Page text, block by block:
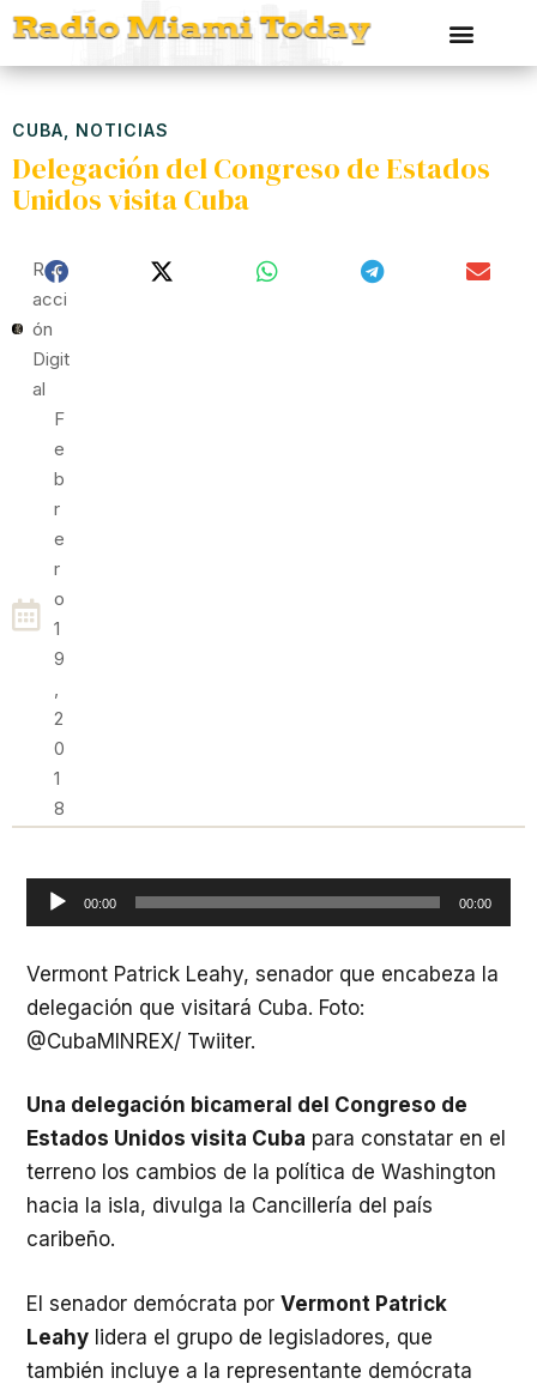
CUBA NOTICIAS
Delegación del Congreso de Estados
Unidos visita Cuba
Red
Acci
Ón
Digit
Al
F
E
B
R
E
R
O
1
9
,
2
0
1
8
Reproductor
de
audio
00:00 00:00
Vermont Patrick Leahy, senador que encabeza la
delegación que visitará Cuba. Foto:
@CubaMINREX/ Twiiter.
Una delegación bicameral del Congreso de
Estados Unidos visita Cuba para constatar en el
terreno los cambios de la política de Washington
hacia la isla, divulga la Cancillería del país
caribeño.
El senador demócrata por Vermont Patrick
Leahy lidera el grupo de legisladores, que
también incluye a la representante demócrata